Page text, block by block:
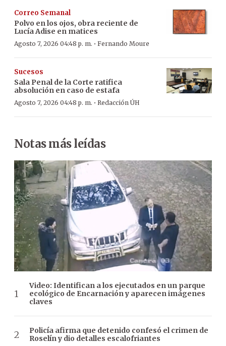
Correo Semanal
Polvo en los ojos, obra reciente de
Lucía Adise en matices
Agosto 7, 2026 04:48 p. m. · Fernando Moure
Sucesos
Sala Penal de la Corte ratifica
absolución en caso de estafa
Agosto 7, 2026 04:48 p. m. · Redacción ÚH
Notas más leídas
Video: Identifican a los ejecutados en un parque
ecológico de Encarnación y aparecen imágenes
claves
Policía afirma que detenido confesó el crimen de
Roselín y dio detalles escalofriantes